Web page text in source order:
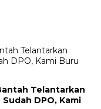
Telantarkan
DPO, Kami